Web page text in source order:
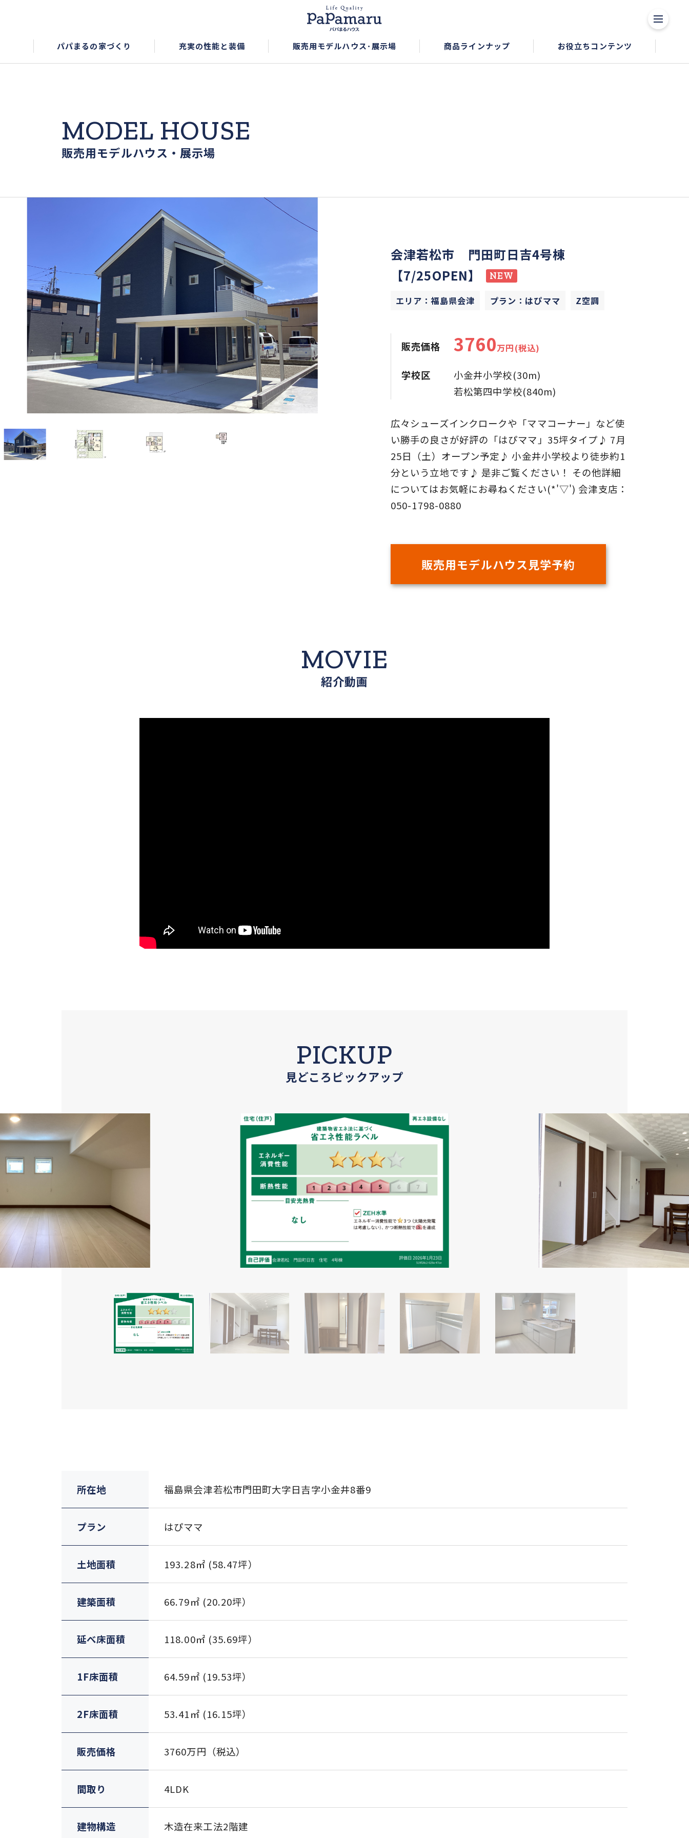
パパまるの家づくり 充実の性能と装備 販売用モデルハウス･展示場 商品ラインナップ お役立ちコンテンツ
MODEL HOUSE
販売用モデルハウス・展示場
会津若松市 門田町日吉4号棟
【7/25OPEN】
NEW
エリア：福島県会津 プラン：はぴママ Z空調
販売価格 3760万円(税込)
学校区
小金井小学校(30m)
若松第四中学校(840m)
広々シューズインクロークや「ママコーナー」など使
い勝手の良さが好評の「はぴママ」35坪タイプ♪ 7月
25日（土）オープン予定♪ 小金井小学校より徒歩約1
分という立地です♪ 是非ご覧ください！ その他詳細
についてはお気軽にお尋ねください(*'▽') 会津支店：
050-1798-0880
販売用モデルハウス見学予約
MOVIE
紹介動画
PICKUP
見どころピックアップ
所在地 福島県会津若松市門田町大字日吉字小金井8番9
プラン はぴママ
土地面積 193.28㎡ (58.47坪）
建築面積 66.79㎡ (20.20坪）
延べ床面積 118.00㎡ (35.69坪）
1F床面積 64.59㎡ (19.53坪）
2F床面積 53.41㎡ (16.15坪）
販売価格 3760万円（税込）
間取り 4LDK
建物構造 木造在来工法2階建